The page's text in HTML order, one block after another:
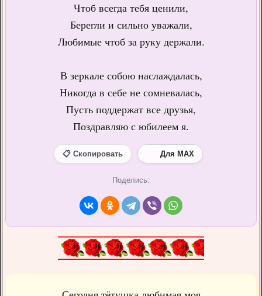
Чтоб всегда тебя ценили,
Берегли и сильно уважали,
Любимые чтоб за руку держали.
В зеркале собою наслаждалась,
Никогда в себе не сомневалась,
Пусть поддержат все друзья,
Поздравляю с юбилеем я.
📋 Скопировать Для MAX
Поделись: